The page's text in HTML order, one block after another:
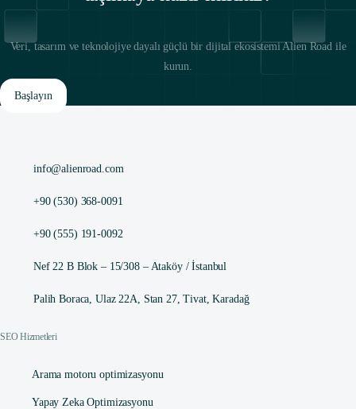
Veri, tasarım ve teknolojiye dayalı güçlü bir dijital ekosistemi Alien Road ile
kurun.
Başlayın
info@alienroad.com
+90 (530) 368-0091
+90 (555) 191-0092
Nef 22 B Blok – 15/308 – Ataköy / İstanbul
Palih Boraca, Ulaz 22A, Stan 27, Tivat, Karadağ
SEO Hizmetleri
Arama motoru optimizasyonu
Yapay Zeka Optimizasyonu